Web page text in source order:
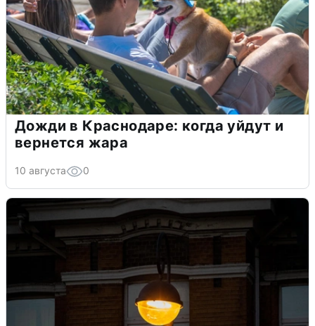
Дожди в Краснодаре: когда уйдут и
вернется жара
10 августа 0